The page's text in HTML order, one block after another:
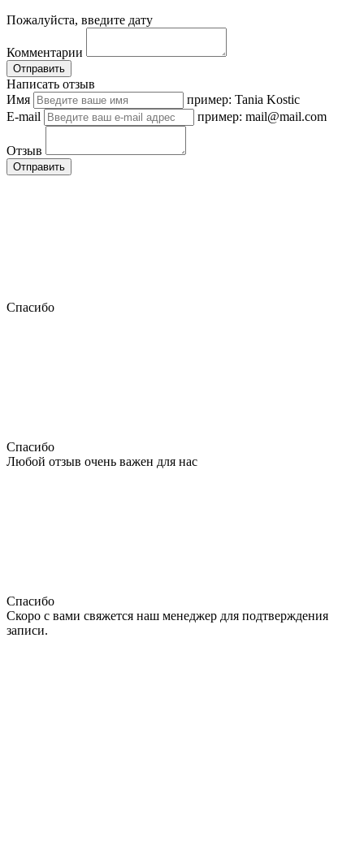
Пожалуйста, введите дату
Комментарии
Отправить
Написать отзыв
Имя
пример: Tania Kostic
E-mail
пример: mail@mail.com
Отзыв
Отправить
Спасибо
Спасибо
Любой отзыв очень важен для нас
Спасибо
Скоро с вами свяжется наш менеджер для подтверждения
записи.